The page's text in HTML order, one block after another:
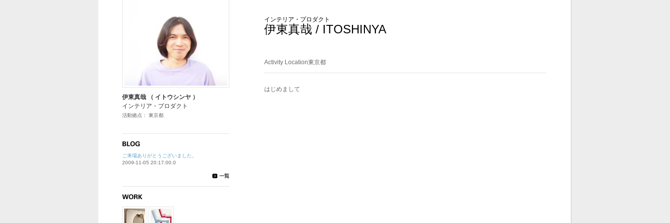
インテリア・プロダクト
伊東真哉 / ITOSHINYA
Activity Location東京都
はじめまして
伊東真哉 （ イトウシンヤ ）
インテリア・プロダクト
活動拠点： 東京都
ご来場ありがとうございました。
2009-11-05 20:17:00.0